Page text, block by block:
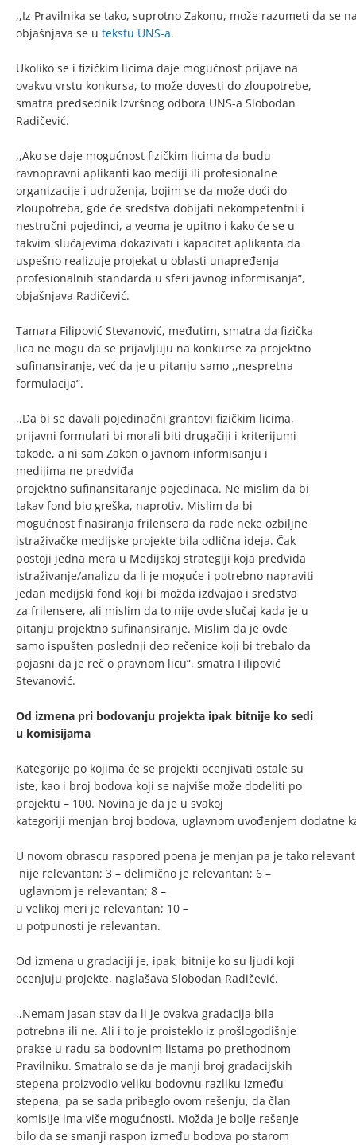
,,Iz Pravilnika se tako, suprotno Zakonu, može razumeti da
objašnjava se u tekstu UNS-a.
Ukoliko se i fizičkim licima daje mogućnost prijave na
ovakvu vrstu konkursa, to može dovesti do zloupotrebe,
smatra predsednik Izvršnog odbora UNS-a Slobodan
Radičević.
,,Ako se daje mogućnost fizičkim licima da budu
ravnopravni aplikanti kao mediji ili profesionalne
organizacije i udruženja, bojim se da može doći do
zloupotreba, gde će sredstva dobijati nekompetentni i
nestručni pojedinci, a veoma je upitno i kako će se u
takvim slučajevima dokazivati i kapacitet aplikanta da
uspešno realizuje projekat u oblasti unapređenja
profesionalnih standarda u sferi javnog informisanja“,
objašnjava Radičević.
Tamara Filipović Stevanović, međutim, smatra da fizička
lica ne mogu da se prijavljuju na konkurse za projektno
sufinansiranje, već da je u pitanju samo ,,nespretna
formulacija“.
,,Da bi se davali pojedinačni grantovi fizičkim licima,
prijavni formulari bi morali biti drugačiji i kriterijumi
takođe, a ni sam Zakon o javnom informisanju i
medijima ne predviđa
projektno sufinansitaranje pojedinaca. Ne mislim da bi
takav fond bio greška, naprotiv. Mislim da bi
mogućnost finasiranja frilensera da rade neke ozbiljne
istraživačke medijske projekte bila odlična ideja. Čak
postoji jedna mera u Medijskoj strategiji koja predviđa
istraživanje/analizu da li je moguće i potrebno napraviti
jedan medijski fond koji bi možda izdvajao i sredstva
za frilensere, ali mislim da to nije ovde slučaj kada je u
pitanju projektno sufinansiranje. Mislim da je ovde
samo ispušten poslednji deo rečenice koji bi trebalo da
pojasni da je reč o pravnom licu“, smatra Filipović
Stevanović.
Od izmena pri bodovanju projekta ipak bitnije ko sedi
u komisijama
Kategorije po kojima će se projekti ocenjivati ostale su
iste, kao i broj bodova koji se najviše može dodeliti po
projektu – 100. Novina je da je u svakoj
kategoriji menjan broj bodova, uglavnom uvođenjem dodatne
U novom obrascu raspored poena je menjan pa je tako
nije relevantan; 3 – delimično je relevantan; 6 –
uglavnom je relevantan; 8 –
u velikoj meri je relevantan; 10 –
u potpunosti je relevantan.
Od izmena u gradaciji je, ipak, bitnije ko su ljudi koji
ocenjuju projekte, naglašava Slobodan Radičević.
,,Nemam jasan stav da li je ovakva gradacija bila
potrebna ili ne. Ali i to je proisteklo iz prošlogodišnje
prakse u radu sa bodovnim listama po prethodnom
Pravilniku. Smatralo se da je manji broj gradacijskih
stepena proizvodio veliku bodovnu razliku između
stepena, pa se sada pribeglo ovom rešenju, da član
komisije ima više mogućnosti. Možda je bolje rešenje
bilo da se smanji raspon između bodova po starom